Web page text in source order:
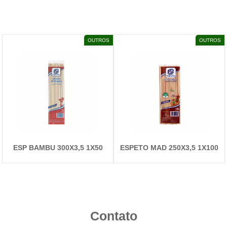
OUTROS
ESP BAMBU 300X3,5 1X50
OUTROS
ESPETO MAD 250X3,5 1X100
Contato